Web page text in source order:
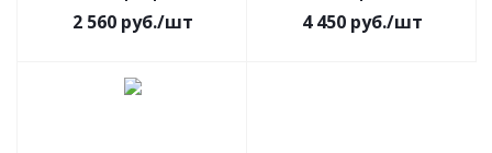
2 560руб./шт 4 450руб./шт